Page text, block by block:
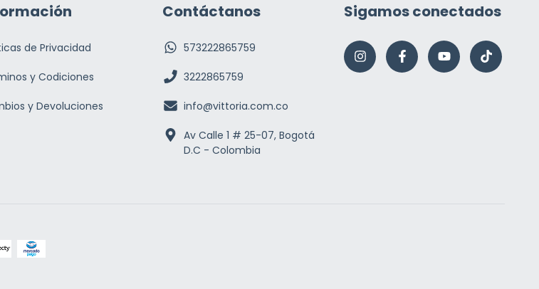
de Privacidad
y Codiciones
y Devoluciones
Contáctanos
573222865759
3222865759
info@vittoria.com.co
Av Calle 1 # 25-07, Bogotá
D.C - Colombia
Sigamos conectados